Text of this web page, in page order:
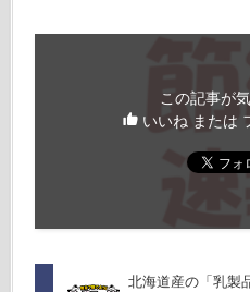
この記事が
いいね または
北海道産の「乳製